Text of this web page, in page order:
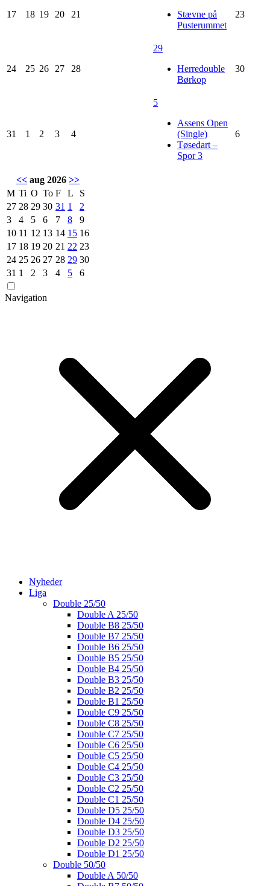
17 18 19 20 21
Stævne på
Pusterummet
23
24 25 26 27 28
29
Herredouble
Børkop
30
31 1 2 3 4
5
Assens Open
(Single)
Tøsedart –
Spor 3
6
<< aug 2026 >>
M Ti O To F L
S
27 28 29 30 31 1
2
3
4 5 6 7 8
9
10 11 12 13 14 15 16
17 18 19 20 21 22 23
24 25 26 27 28 29 30
31 1 2 3 4 5 6
Navigation
Nyheder
Liga
Double 25/50
Double A 25/50
Double B8 25/50
Double B7 25/50
Double B6 25/50
Double B5 25/50
Double B4 25/50
Double B3 25/50
Double B2 25/50
Double B1 25/50
Double C9 25/50
Double C8 25/50
Double C7 25/50
Double C6 25/50
Double C5 25/50
Double C4 25/50
Double C3 25/50
Double C2 25/50
Double C1 25/50
Double D5 25/50
Double D4 25/50
Double D3 25/50
Double D2 25/50
Double D1 25/50
Double 50/50
Double A 50/50